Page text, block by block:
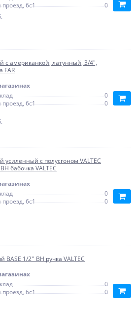
6с1
0
с американкой, латунный, 3/4",
FAR
0
6с1
0
усиленный с полусгоном VALTEC
бабочка VALTEC
0
6с1
0
BASE 1/2'' ВН ручка VALTEC
0
6с1
0